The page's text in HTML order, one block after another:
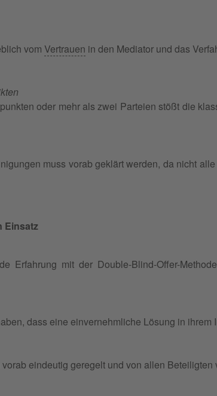
vom Vertrauen in den Mediator und das
oder mehr als zwei Parteien stößt die
muss vorab geklärt werden, da nicht
Einsatz
Erfahrung mit der Double-Blind-Offer-
dass eine einvernehmliche Lösung in ihrem
eindeutig geregelt und von allen Beteiligten